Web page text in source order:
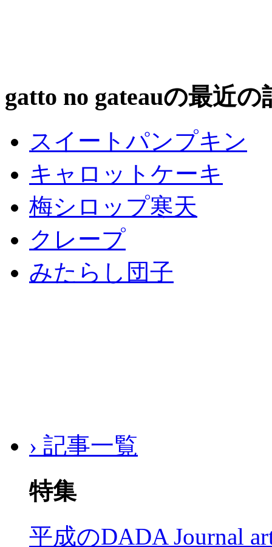
gatto no gateauの最近の
スイートパンプキン
キャロットケーキ
梅シロップ寒天
クレープ
みたらし団子
› 記事一覧
特集
平成のDADA Journal